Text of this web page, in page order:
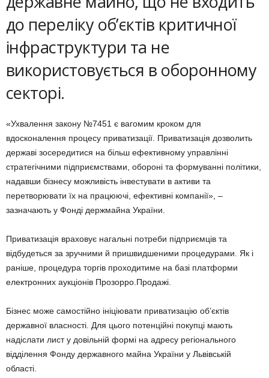
до переліку об’єктів критичної
інфраструктури та не
використовується в оборонному
секторі.
«Ухвалення закону №7451 є вагомим кроком для
вдосконалення процесу приватизації. Приватизація дозволить
державі зосередитися на більш ефективному управлінні
стратегічними підприємствами, обороні та формуванні політики,
надавши бізнесу можливість інвестувати в активи та
перетворювати їх на працюючі, ефективні компанії», –
зазначають у Фонді держмайна України.
Приватизація враховує нагальні потреби підприємців та
відбудеться за зручними й пришвидшеними процедурами. Як і
раніше, процедура торгів проходитиме на базі платформи
електронних аукціонів Прозорро.Продажі.
Бізнес може самостійно ініціювати приватизацію об’єктів
державної власності. Для цього потенційні покупці мають
надіслати лист у довільній формі на адресу регіонального
відділення Фонду державного майна України у Львівській
області.